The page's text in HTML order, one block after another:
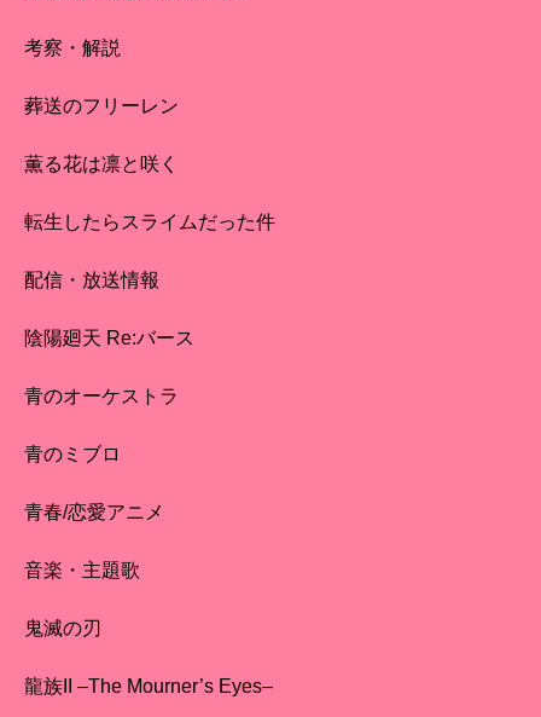
考察・解説
葬送のフリーレン
薫る花は凛と咲く
転生したらスライムだった件
配信・放送情報
陰陽廻天 Re:バース
青のオーケストラ
青のミブロ
青春/恋愛アニメ
音楽・主題歌
鬼滅の刃
龍族II –The Mourner’s Eyes–